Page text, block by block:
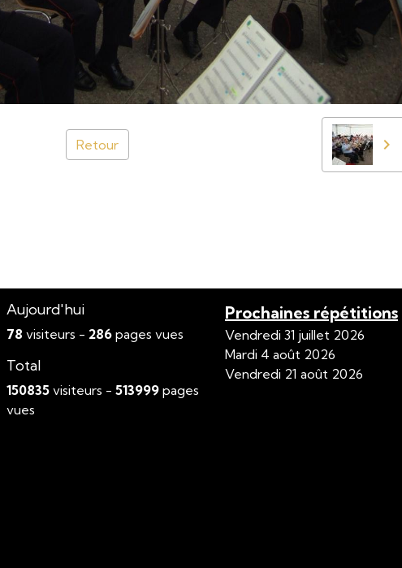
Retour
Aujourd'hui
78 visiteurs - 286 pages vues
Total
150835 visiteurs -513999 pages
vues
Prochaines répétitions
Vendredi 31 juillet 2026
Mardi 4 août 2026
Vendredi 21 août 2026